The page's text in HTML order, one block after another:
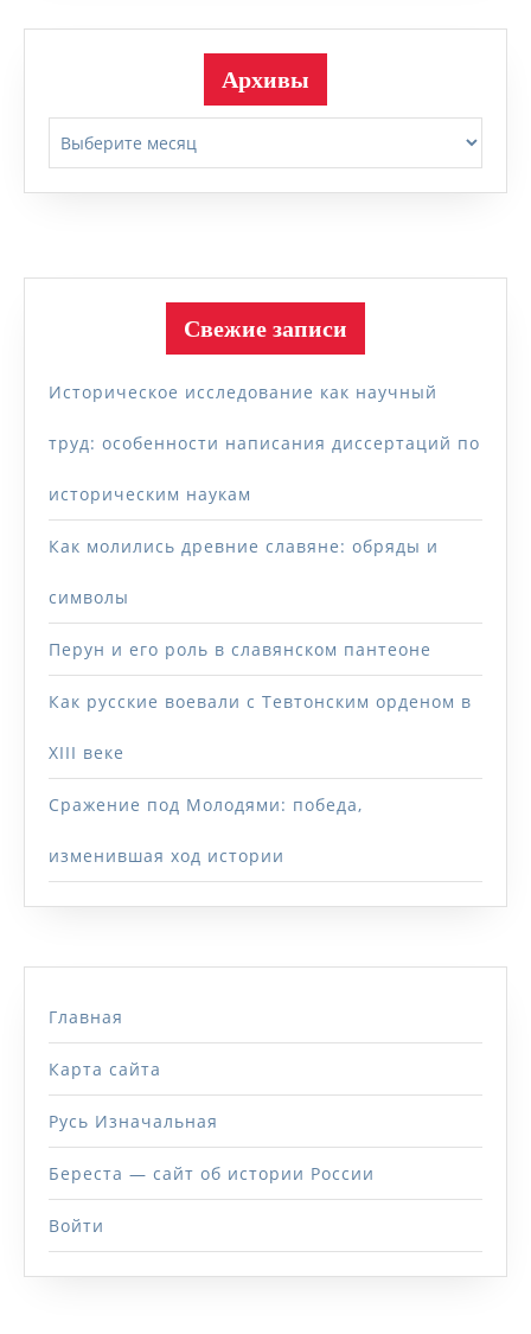
Архивы
Свежие записи
Историческое исследование как научный
труд: особенности написания диссертаций по
историческим наукам
Как молились древние славяне: обряды и
символы
Перун и его роль в славянском пантеоне
Как русские воевали с Тевтонским орденом в
XIII веке
Сражение под Молодями: победа,
изменившая ход истории
Главная
Карта сайта
Русь Изначальная
Береста — сайт об истории России
Войти